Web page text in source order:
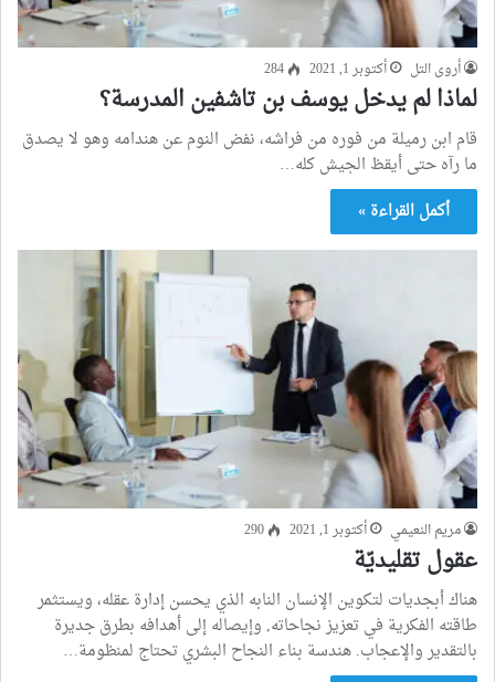
أروى التل أكتوبر 1, 2021 284
لماذا لم يدخل يوسف بن تاشفين المدرسة؟
قام ابن رميلة من فوره من فراشه، نفض النوم عن هندامه وهو لا يصدق
ما رآه حتى أيقظ الجيش كله…
أكمل القراءة »
مريم النعيمي أكتوبر 1, 2021 290
عقول تقليديّة
هناك أبجديات لتكوين الإنسان النابه الذي يحسن إدارة عقله، ويستثمر
طاقته الفكرية في تعزيز نجاحاته, وإيصاله إلى أهدافه بطرق جديرة
بالتقدير والإعجاب. هندسة بناء النجاح البشري تحتاج لمنظومة…